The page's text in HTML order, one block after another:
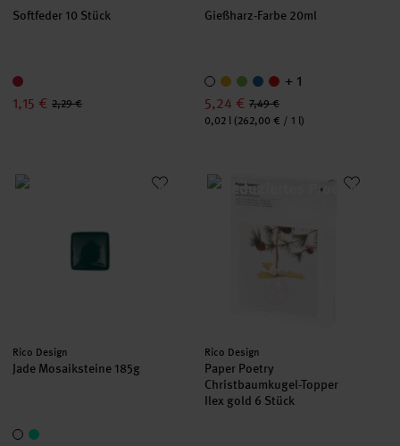
Softfeder 10 Stück
1,15 € 2,29 €
Gießharz-Farbe 20ml
+ 1
5,24 € 7,49 €
Inhalt:
0,02 l (262,00 € / 1 l)
Jade Mosaiksteine 185g
Hersteller:
Rico Design
Jade Mosaiksteine 185g
Paper Poetry
Hersteller:
Rico Design
Paper Poetry
Christbaumkugel-Topper
Ilex gold 6 Stück